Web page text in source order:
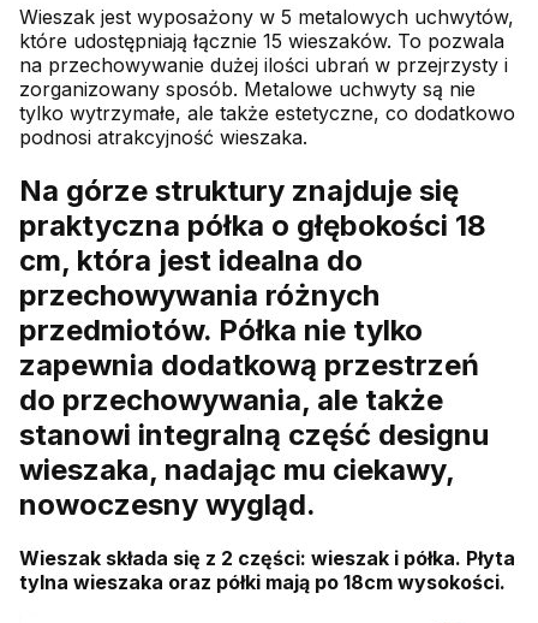
Wieszak jest wyposażony w 5 metalowych uchwytów,
które udostępniają łącznie 15 wieszaków. To pozwala
na przechowywanie dużej ilości ubrań w przejrzysty i
zorganizowany sposób. Metalowe uchwyty są nie
tylko wytrzymałe, ale także estetyczne, co dodatkowo
podnosi atrakcyjność wieszaka.
Na górze struktury znajduje się
praktyczna półka o głębokości 18
cm, która jest idealna do
przechowywania różnych
przedmiotów. Półka nie tylko
zapewnia dodatkową przestrzeń
do przechowywania, ale także
stanowi integralną część designu
wieszaka, nadając mu ciekawy,
nowoczesny wygląd.
Wieszak składa się z 2 części: wieszak i półka. Płyta
tylna wieszaka oraz półki mają po 18cm wysokości.